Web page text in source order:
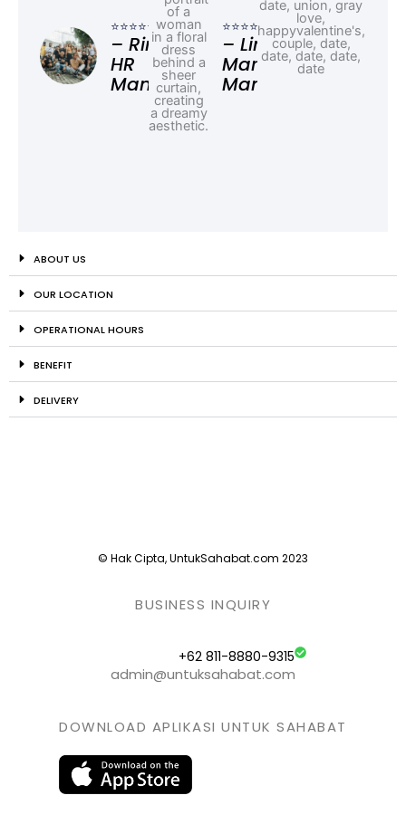
⭐⭐⭐⭐⭐
– Rina,
HR
Manager
⭐⭐⭐⭐⭐
– Linda,
Marketing
Manager
ABOUT US
OUR LOCATION
OPERATIONAL HOURS
BENEFIT
DELIVERY
© Hak Cipta, UntukSahabat.com 2023
BUSINESS INQUIRY
+62 811-8880-9315
admin@untuksahabat.com
DOWNLOAD APLIKASI UNTUK SAHABAT